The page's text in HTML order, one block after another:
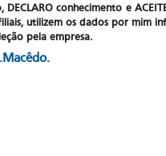
conhecimento e
filiais, utilizem os dados por
pela empresa.